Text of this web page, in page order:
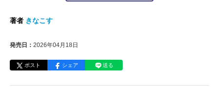
著者 きなこす
発売日： 2026年04月18日
ポスト シェア 送る